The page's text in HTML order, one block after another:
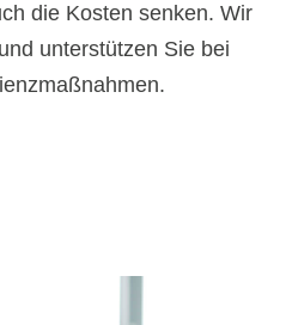
die Kosten senken. Wir
unterstützen Sie bei